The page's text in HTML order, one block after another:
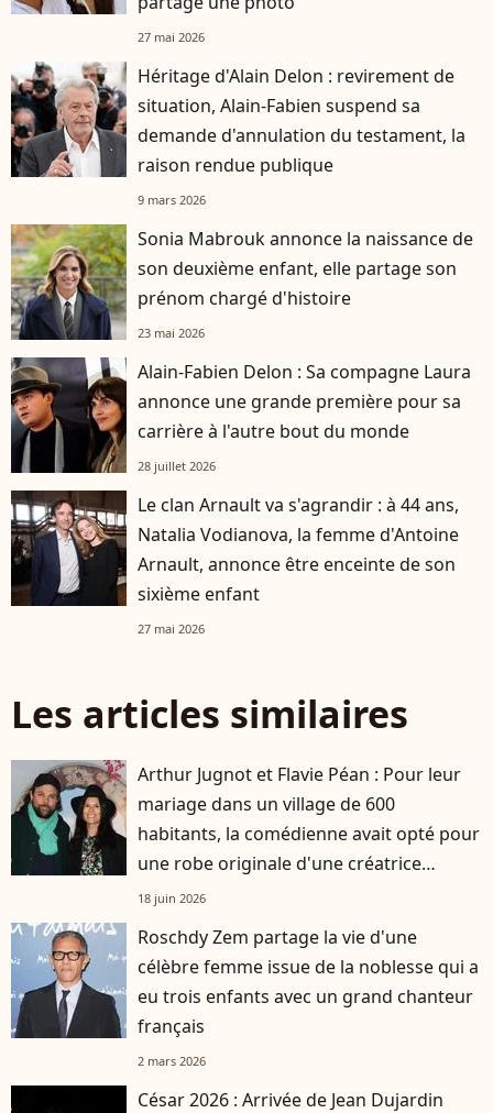
27 mai 2026
Héritage d'Alain Delon : revirement de
situation, Alain-Fabien suspend sa
demande d'annulation du testament, la
raison rendue publique
9 mars 2026
Sonia Mabrouk annonce la naissance de
son deuxième enfant, elle partage son
prénom chargé d'histoire
23 mai 2026
Alain-Fabien Delon : Sa compagne Laura
annonce une grande première pour sa
carrière à l'autre bout du monde
28 juillet 2026
Le clan Arnault va s'agrandir : à 44 ans,
Natalia Vodianova, la femme d'Antoine
Arnault, annonce être enceinte de son
sixième enfant
27 mai 2026
Les articles similaires
Arthur Jugnot et Flavie Péan : Pour leur
mariage dans un village de 600
habitants, la comédienne avait opté pour
une robe originale d'une créatrice
française
18 juin 2026
Roschdy Zem partage la vie d'une
célèbre femme issue de la noblesse qui a
eu trois enfants avec un grand chanteur
français
2 mars 2026
César 2026 : Arrivée de Jean Dujardin